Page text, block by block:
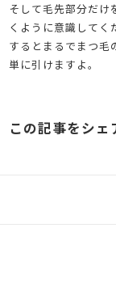
そして毛先部分だけ
くように意識してく
するとまるでまつ毛
単に引けますよ。
この記事をシェ